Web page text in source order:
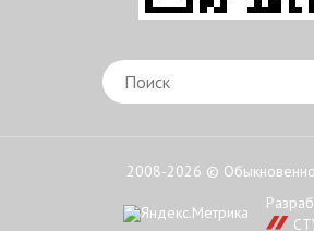
2008-2026 ©